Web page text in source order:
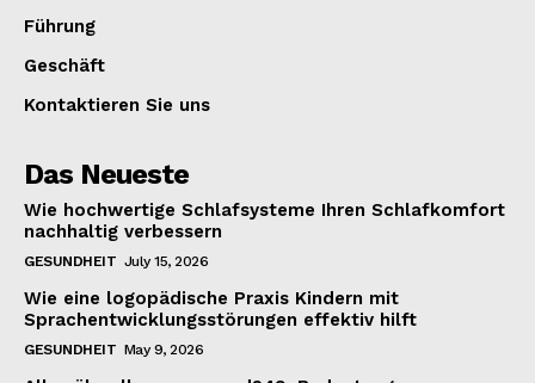
Führung
Geschäft
Kontaktieren Sie uns
Das Neueste
Wie hochwertige Schlafsysteme Ihren Schlafkomfort
nachhaltig verbessern
GESUNDHEIT July 15, 2026
Wie eine logopädische Praxis Kindern mit
Sprachentwicklungsstörungen effektiv hilft
GESUNDHEIT May 9, 2026